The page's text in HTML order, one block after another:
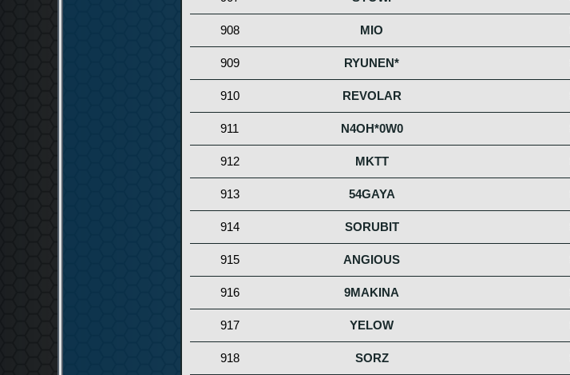
908 MIO
909 RYUNEN*
910 REVOLAR
911 N4OH*0W0
912 MKTT
913 54GAYA
914 SORUBIT
915 ANGIOUS
916 9MAKINA
917 YELOW
918 SORZ